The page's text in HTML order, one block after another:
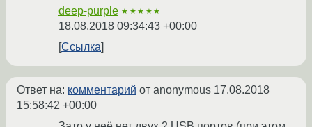
deep-purple ★★★★★
18.08.2018 09:34:43 +00:00
Ссылка
Ответ на: комментарий от anonymous 17.08.2018
15:58:42 +00:00